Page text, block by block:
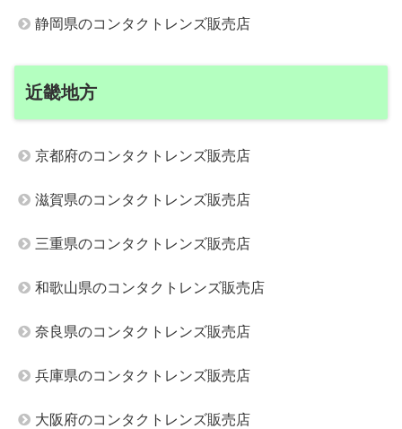
静岡県のコンタクトレンズ販売店
近畿地方
京都府のコンタクトレンズ販売店
滋賀県のコンタクトレンズ販売店
三重県のコンタクトレンズ販売店
和歌山県のコンタクトレンズ販売店
奈良県のコンタクトレンズ販売店
兵庫県のコンタクトレンズ販売店
大阪府のコンタクトレンズ販売店